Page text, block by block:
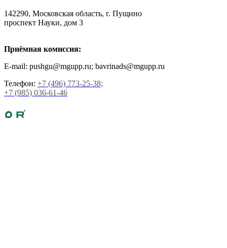
142290, Московская область, г. Пущино
проспект Науки, дом 3
Приёмная комиссия:
E-mail: pushgu@mgupp.ru; bavrinads@mgupp.ru
Телефон: +7 (496) 773-25-38;
+7 (985) 036-61-46